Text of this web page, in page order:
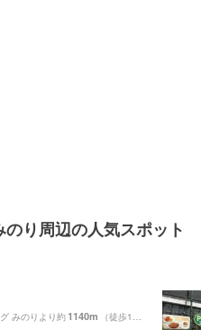
り周辺の人気スポット
みのりより約1140m （徒歩19分）